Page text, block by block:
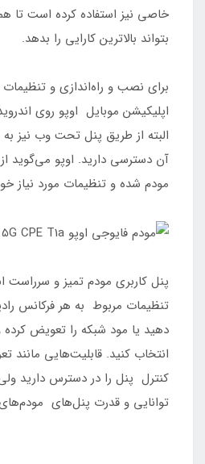
خاصی نیز استفاده کرده است تا
بتواند بالاترین کارایی را بدهد.
برای نصب و راه‌اندازی و تنظیمات
البته از طریق پنل تحت وب نیز به
آن دسترسی دارید. اوپو می‌گوید
مودم شده و تنظیمات مورد نیاز
پنل کاربری مودم تمیز و سرراست
تنظیمات مربوط به هر فرکانس
دهید یا مود شبکه را تعویض
انتخاب کنید. قابلیت‌هایی مانند
کنترل پنل را در دسترس دارید
توانایی و قدرت پنل‌های